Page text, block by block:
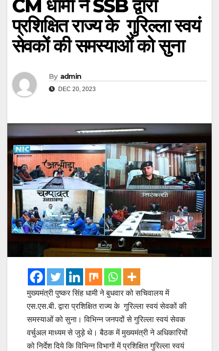
CM धामी ने SSB द्वारा
प्रशिक्षित राज्य के गुरिल्ला स्वयं
सेवकों की समस्याओं को सुना
By admin
DEC 20, 2023
मुख्यमंत्री पुष्कर सिंह धामी ने बुधवार को सचिवालय में
एस.एस.बी. द्वारा प्रशिक्षित राज्य के गुरिल्ला स्वयं सेवकों की
समस्याओं को सुना। विभिन्न जनपदों से गुरिल्ला स्वयं सेवक
वर्चुअल माध्यम से जुड़े थे। बैठक में मुख्यमंत्री ने अधिकारियों
को निर्देश दिये कि विभिन्न विभागों में प्रशिक्षित गुरिल्ला स्वयं